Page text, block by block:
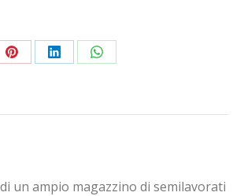
Condividi
Pinterest
Condividi
LinkedIn
Condividi
WhatsApp
un ampio magazzino di semilavorati